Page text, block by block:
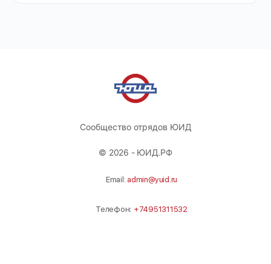
Сообщество отрядов ЮИД
© 2026 - ЮИД.РФ
Email: admin@yuid.ru
Телефон: +74951311532